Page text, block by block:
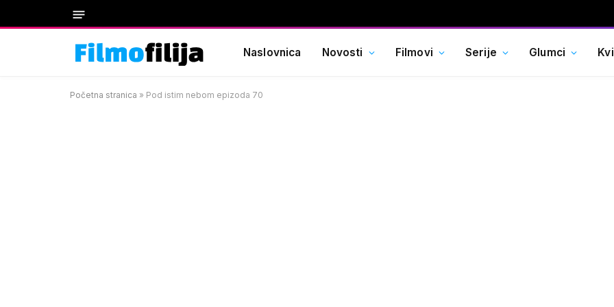
Naslovnica Novosti Filmovi Serije Glumci
Početna stranica » Pod istim nebom epizoda 70